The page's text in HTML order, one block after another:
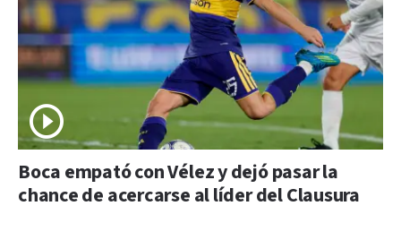
Boca empató con Vélez y dejó pasar la
chance de acercarse al líder del Clausura